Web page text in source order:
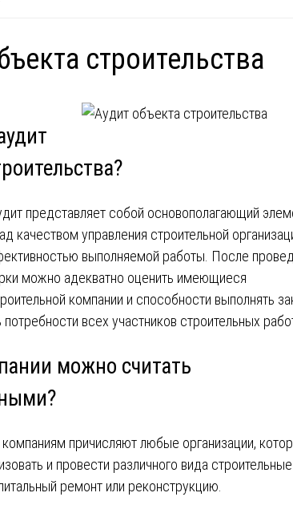
строительства
представляет собой основополагающий
качеством управления строительной
выполняемой работы. После
можно адекватно оценить имеющиеся
компании и способности выполнять
потребности всех участников строительных
можно считать
причисляют любые организации,
и провести различного вида строительные
ремонт или реконструкцию.